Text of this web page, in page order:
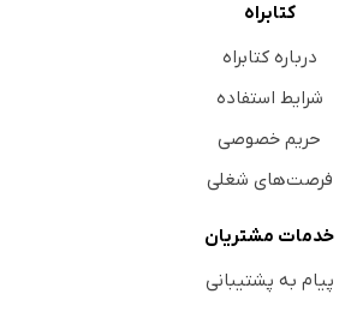
کتابراه
درباره کتابراه
شرایط استفاده
حریم خصوصی
فرصت‌های شغلی
خدمات مشتریان
پیام به پشتیبانی